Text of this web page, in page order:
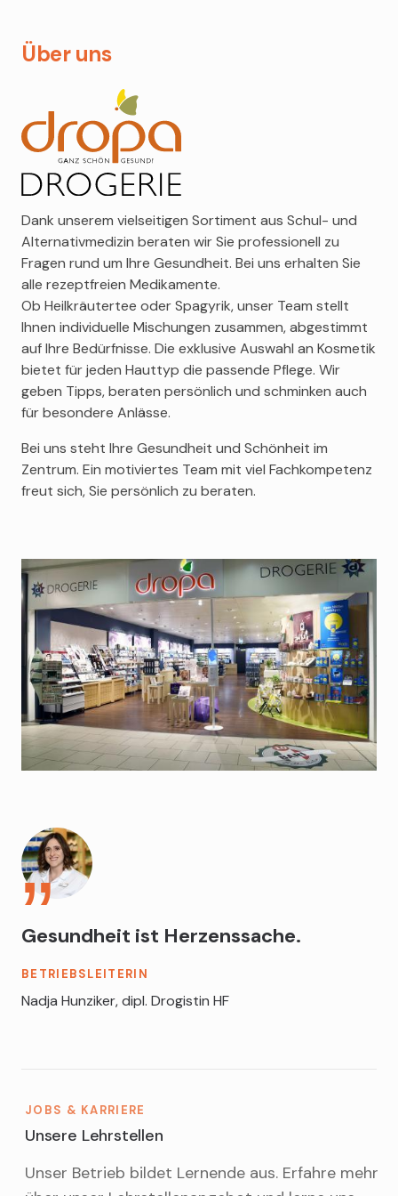
Salvatore Ferragamo
St. Tropez
Van Cleef
Vichy
Louis Widmer
Marlies Möller
Montblanc
Clinique
Alessandro
Avène
Artemis
Clean
Clarins
CeraVe
MEHR ERFAHREN
Spray, gestaltet sich eine Verabreichung einfach und
MEHR ERFAHREN
Über uns
Dank unserem vielseitigen Sortiment aus Schul- und
Alternativmedizin beraten wir Sie professionell zu
Fragen rund um Ihre Gesundheit. Bei uns erhalten Sie
alle rezeptfreien Medikamente.
Ob Heilkräutertee oder Spagyrik, unser Team stellt
Ihnen individuelle Mischungen zusammen, abgestimmt
auf Ihre Bedürfnisse. Die exklusive Auswahl an Kosmetik
bietet für jeden Hauttyp die passende Pflege. Wir
geben Tipps, beraten persönlich und schminken auch
für besondere Anlässe.
Bei uns steht Ihre Gesundheit und Schönheit im
Zentrum. Ein motiviertes Team mit viel Fachkompetenz
freut sich, Sie persönlich zu beraten.
Gesundheit ist Herzenssache.
BETRIEBSLEITERIN
Nadja Hunziker, dipl. Drogistin HF
JOBS & KARRIERE
Unsere Lehrstellen
Unser Betrieb bildet Lernende aus. Erfahre mehr